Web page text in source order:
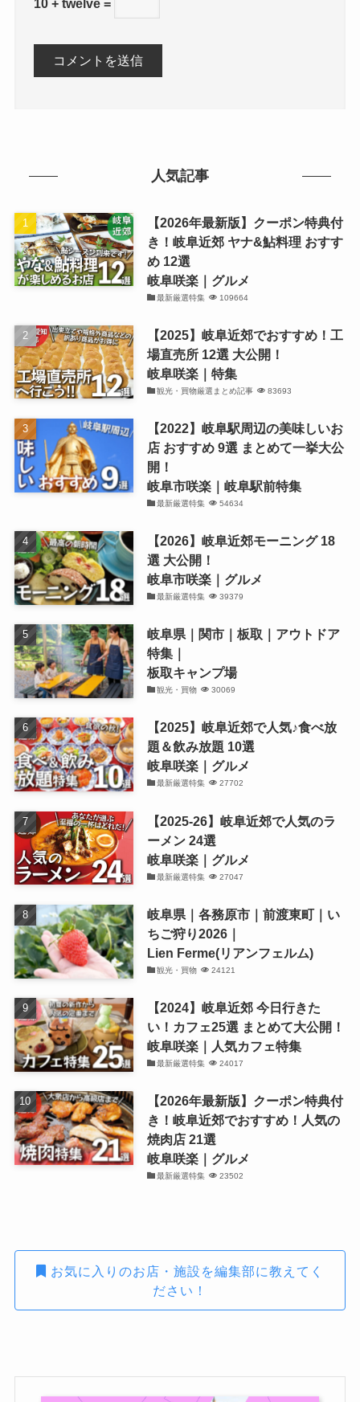
10 + twelve =
人気記事
【2026年最新版】クーポン特典付
き！岐阜近郊 ヤナ&鮎料理 おすす
め 12選
岐阜咲楽｜グルメ
最新厳選特集 109664
【2025】岐阜近郊でおすすめ！工
場直売所 12選 大公開！
岐阜咲楽｜特集
観光・買物厳選まとめ記事 83693
【2022】岐阜駅周辺の美味しいお
店 おすすめ 9選 まとめて一挙大公
開！
岐阜市咲楽｜岐阜駅前特集
最新厳選特集 54634
【2026】岐阜近郊モーニング 18
選 大公開！
岐阜市咲楽｜グルメ
最新厳選特集 39379
岐阜県｜関市｜板取｜アウトドア
特集｜
板取キャンプ場
観光・買物 30069
【2025】岐阜近郊で人気♪食べ放
題＆飲み放題 10選
岐阜咲楽｜グルメ
最新厳選特集 27702
【2025-26】岐阜近郊で人気のラ
ーメン 24選
岐阜咲楽｜グルメ
最新厳選特集 27047
岐阜県｜各務原市｜前渡東町｜い
ちご狩り2026｜
Lien Ferme(リアンフェルム)
観光・買物 24121
【2024】岐阜近郊 今日行きた
い！カフェ25選 まとめて大公開！
岐阜咲楽｜人気カフェ特集
最新厳選特集 24017
【2026年最新版】クーポン特典付
き！岐阜近郊でおすすめ！人気の
焼肉店 21選
岐阜咲楽｜グルメ
最新厳選特集 23502
お気に入りのお店・施設を編集部に教えてく
ださい！